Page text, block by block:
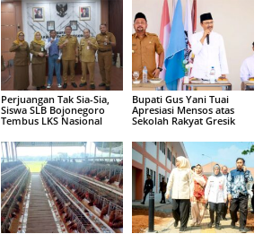
Perjuangan Tak Sia-Sia,
Siswa SLB Bojonegoro
Tembus LKS Nasional
Bupati Gus Yani Tuai
Apresiasi Mensos atas
Sekolah Rakyat Gresik